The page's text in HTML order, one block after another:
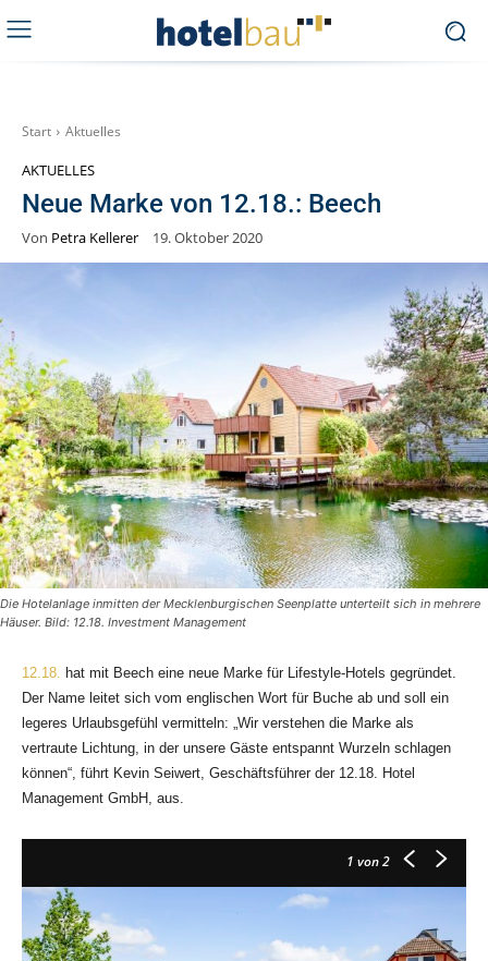
Start Aktuelles
AKTUELLES
Neue Marke von 12.18.: Beech
Von Petra Kellerer 19. Oktober 2020
Die Hotelanlage inmitten der Mecklenburgischen Seenplatte unterteilt sich in mehrere
Häuser. Bild: 12.18. Investment Management
12.18. hat mit Beech eine neue Marke für Lifestyle-Hotels gegründet.
Der Name leitet sich vom englischen Wort für Buche ab und soll ein
legeres Urlaubsgefühl vermitteln: „Wir verstehen die Marke als
vertraute Lichtung, in der unsere Gäste entspannt Wurzeln schlagen
können“, führt Kevin Seiwert, Geschäftsführer der 12.18. Hotel
Management GmbH, aus.
1 von 2